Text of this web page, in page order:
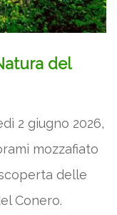
del
2 giugno 2026,
mozzafiato
delle
Conero.